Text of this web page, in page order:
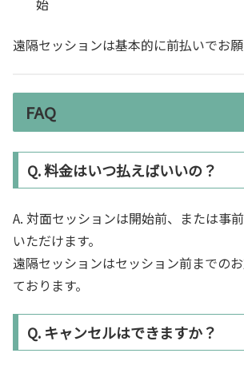
始
遠隔セッションは基本的に前払いでお願
FAQ
Q. 料金はいつ払えばいいの？
A. 対面セッションは開始前、または事
いただけます。
遠隔セッションはセッション前までの
ております。
Q. キャンセルはできますか？